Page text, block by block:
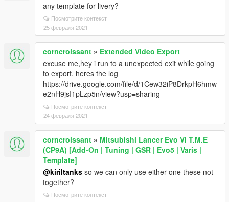
any template for livery?
Посмотрите контекст
25 февраля 2021
corncroissant » Extended Video Export
excuse me,hey i run to a unexpected exit while going
to export. heres the log
https://drive.google.com/file/d/1Cew32iP8DrkpH6hmw
e2nH9jsI1pLzp5n/view?usp=sharing
Посмотрите контекст
24 февраля 2021
corncroissant » Mitsubishi Lancer Evo VI T.M.E
(CP9A) [Add-On | Tuning | GSR | Evo5 | Varis |
Template]
@kiriltanks so we can only use either one these not
together?
Посмотрите контекст